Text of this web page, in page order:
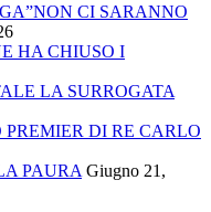
CI SARANNO
HA CHIUSO I
LA SURROGATA
DI RE CARLO
PAURA Giugno 21,